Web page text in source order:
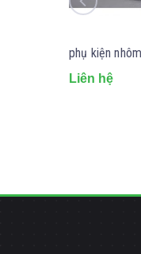
phụ kiện
Liên hệ